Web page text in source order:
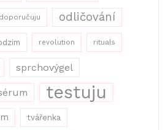
odličování
revolution rituals
sprchovýgel
testuju
tvářenka